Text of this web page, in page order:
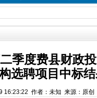
季度费县财政
选聘项目中标
16:23:22 作者：未知 来源：原